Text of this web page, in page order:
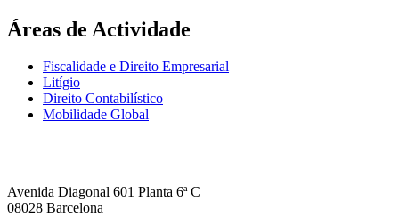
Áreas de Actividade
Fiscalidade e Direito Empresarial
Litígio
Direito Contabilístico
Mobilidade Global
Avenida Diagonal 601 Planta 6ª C
08028 Barcelona